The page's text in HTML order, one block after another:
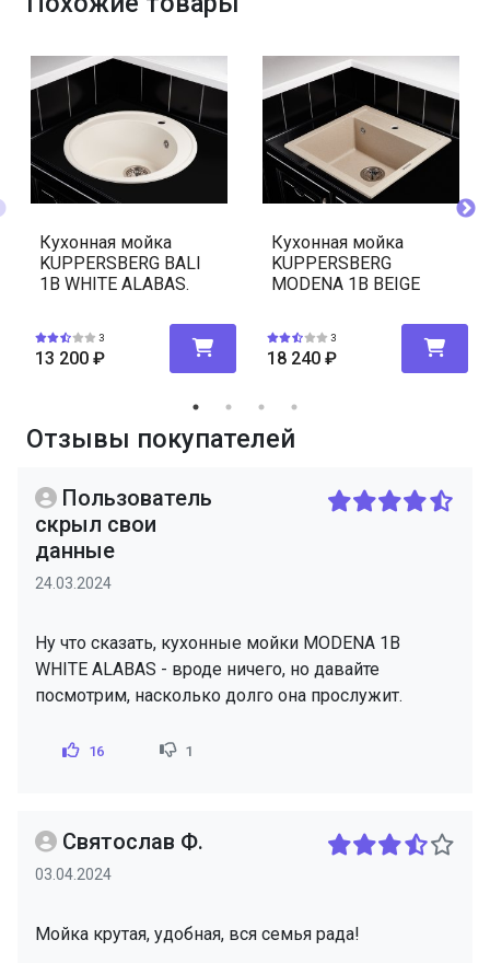
Кухонная мойка
KUPPERSBERG BALI
1B WHITE ALABAS.
3
13 200 ₽
Кухонная мойка
KUPPERSBERG
MODENA 1B BEIGE
3
18 240 ₽
Отзывы покупателей
Пользователь
скрыл свои
данные
24.03.2024
Ну что сказать, кухонные мойки MODENA 1B
WHITE ALABAS - вроде ничего, но давайте
посмотрим, насколько долго она прослужит.
16 1
Святослав Ф.
03.04.2024
Мойка крутая, удобная, вся семья рада!